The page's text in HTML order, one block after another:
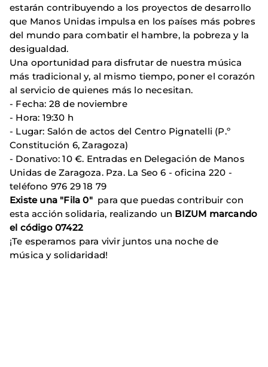
estarán contribuyendo a los proyectos de desarrollo
que Manos Unidas impulsa en los países más pobres
del mundo para combatir el hambre, la pobreza y la
desigualdad.
Una oportunidad para disfrutar de nuestra música
más tradicional y, al mismo tiempo, poner el corazón
al servicio de quienes más lo necesitan.
- Fecha: 28 de noviembre
- Hora: 19:30 h
- Lugar: Salón de actos del Centro Pignatelli (P.º
Constitución 6, Zaragoza)
- Donativo: 10 €. Entradas en Delegación de Manos
Unidas de Zaragoza. Pza. La Seo 6 - oficina 220 -
teléfono 976 29 18 79
Existe una "Fila 0" para que puedas contribuir con
esta acción solidaria, realizando un BIZUM marcando
el código 07422
¡Te esperamos para vivir juntos una noche de
música y solidaridad!